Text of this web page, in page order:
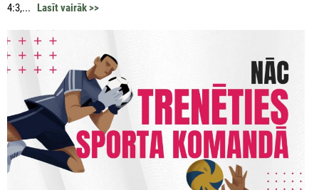
4:3,... Lasīt vairāk >>